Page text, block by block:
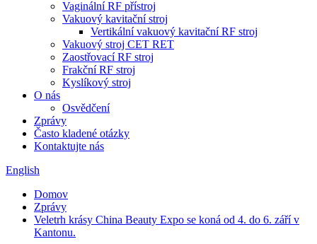
Vaginální RF přístroj
Vakuový kavitační stroj
Vertikální vakuový kavitační RF stroj
Vakuový stroj CET RET
Zaostřovací RF stroj
Frakční RF stroj
Kyslíkový stroj
O nás
Osvědčení
Zprávy
Často kladené otázky
Kontaktujte nás
English
Domov
Zprávy
Veletrh krásy China Beauty Expo se koná od 4. do 6. září v
Kantonu.